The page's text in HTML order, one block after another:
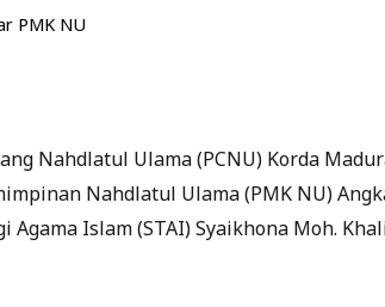
Nahdlatul Ulama (PCNU) Korda
Nahdlatul Ulama (PMK NU)
Agama Islam (STAI) Syaikhona Moh.